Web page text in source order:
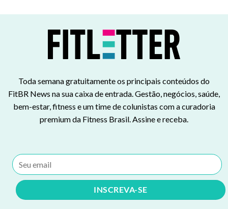
Toda semana gratuitamente os principais conteúdos do
FitBR News na sua caixa de entrada. Gestão, negócios, saúde,
bem-estar, fitness e um time de colunistas com a curadoria
premium da Fitness Brasil. Assine e receba.